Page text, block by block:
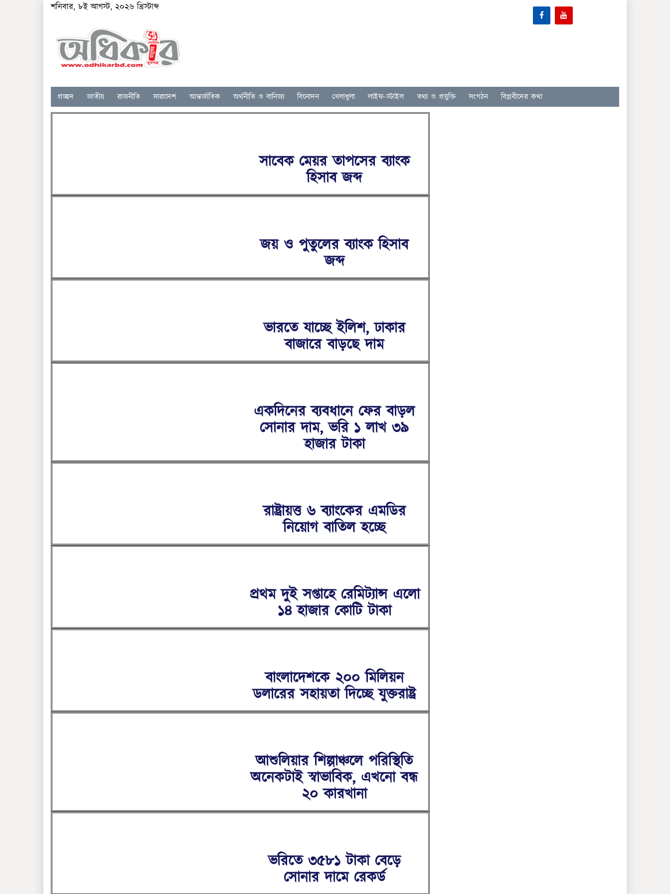
শনিবার, ৮ই আগস্ট, ২০২৬ খ্রিস্টাব্দ
প্রচ্ছদ জাতীয় রাজনীতি সারাদেশ আন্তর্জাতিক অর্থনীতি ও বানিজ্য বিনোদন খেলাধুলা লাইফ-স্টাইল তথ্য ও প্রযুক্তি সংগঠন বিপ্লবীদের কথা
সাবেক মেয়র তাপসের ব্যাংক
হিসাব জব্দ
জয় ও পুতুলের ব্যাংক হিসাব
জব্দ
ভারতে যাচ্ছে ইলিশ, ঢাকার
বাজারে বাড়ছে দাম
একদিনের ব্যবধানে ফের বাড়ল
সোনার দাম, ভরি ১ লাখ ৩৯
হাজার টাকা
রাষ্ট্রায়ত্ত ৬ ব্যাংকের এমডির
নিয়োগ বাতিল হচ্ছে
প্রথম দুই সপ্তাহে রেমিট্যান্স এলো
১৪ হাজার কোটি টাকা
বাংলাদেশকে ২০০ মি‌লিয়ন
ডলারের সহায়তা দিচ্ছে যুক্তরাষ্ট্র
আশুলিয়ার শিল্পাঞ্চলে পরিস্থিতি
অনেকটাই স্বাভাবিক, এখনো বন্ধ
২০ কারখানা
ভরিতে ৩৫৮১ টাকা বেড়ে
সোনার দামে রেকর্ড